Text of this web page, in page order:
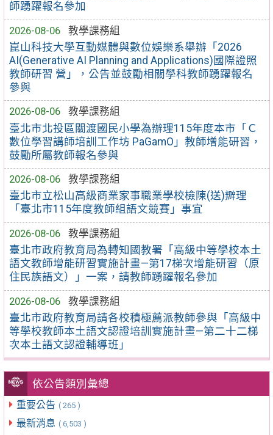
師踴躍報名參加
2026-08-06
教學課務組
崑山科技大學互動媒體與數位娛樂系舉辦「2026
AI(Generative AI Planning and Applications)國際證照
教師研習 營」，公告並鼓勵相關學科教師踴躍報名
參與
2026-08-06
教學課務組
臺北市北投區關渡國民小學為辦理115年度本市「Ｃ
數位學習講師培訓工作坊 PaGamO」教師增能研習，
鼓勵所屬教師報名參與
2026-08-06
教學課務組
臺北市立松山高級商業家事職業學校檢陳(送)辧理
「臺北市115年度教師組語文競賽」事宜
2026-08-06
教學課務組
臺北市政府教育局為轉知國教署「高級中等學校本土
語文教師增能研習實施計畫—第17梯次增能研習（原
住民族語文）」一案，請教師踴躍報名參加
2026-08-06
教學課務組
臺北市政府教育局請各校積極薦派教師參與「高級中
等學校教師本土語文認證培訓實施計畫—第二十二梯
次本土語文認證輔導班」
依公告類別彙總
重要公告 ( 265 )
最新消息 ( 6,503 )